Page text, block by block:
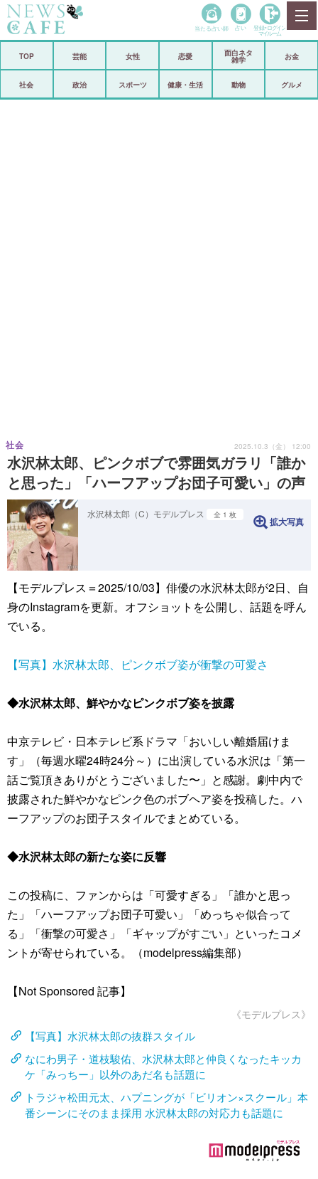
政治
当たる占い師 占い 登録• ログイン
マイルーム
TOP 芸能 女性 恋愛
面白ネタ
雑学
お金
社会 政治 スポーツ 健康・生活 動物 グルメ
水沢林太郎、ピンクボブで雰囲気ガラリ「誰か
と思った」「ハーフアップお団子可愛い」の声
社会 2025.10.3（金） 12:00
水沢林太郎（C）モデルプレス 全 1 枚
拡大写真
【モデルプレス＝2025/10/03】俳優の水沢林太郎が2日、自
身のInstagramを更新。オフショットを公開し、話題を呼ん
でいる。
【写真】水沢林太郎、ピンクボブ姿が衝撃の可愛さ
◆水沢林太郎、鮮やかなピンクボブ姿を披露
中京テレビ・日本テレビ系ドラマ「おいしい離婚届けま
す」（毎週水曜24時24分～）に出演している水沢は「第一
話ご覧頂きありがとうございました〜」と感謝。劇中内で
披露された鮮やかなピンク色のボブヘア姿を投稿した。ハ
ーフアップのお団子スタイルでまとめている。
◆水沢林太郎の新たな姿に反響
この投稿に、ファンからは「可愛すぎる」「誰かと思っ
た」「ハーフアップお団子可愛い」「めっちゃ似合って
る」「衝撃の可愛さ」「ギャップがすごい」といったコメ
ントが寄せられている。（modelpress編集部）
【Not Sponsored 記事】
《モデルプレス》
【写真】水沢林太郎の抜群スタイル
なにわ男子・道枝駿佑、水沢林太郎と仲良くなったキッカ
ケ「みっちー」以外のあだ名も話題に
トラジャ松田元太、ハプニングが「ビリオン×スクール」本
番シーンにそのまま採用 水沢林太郎の対応力も話題に